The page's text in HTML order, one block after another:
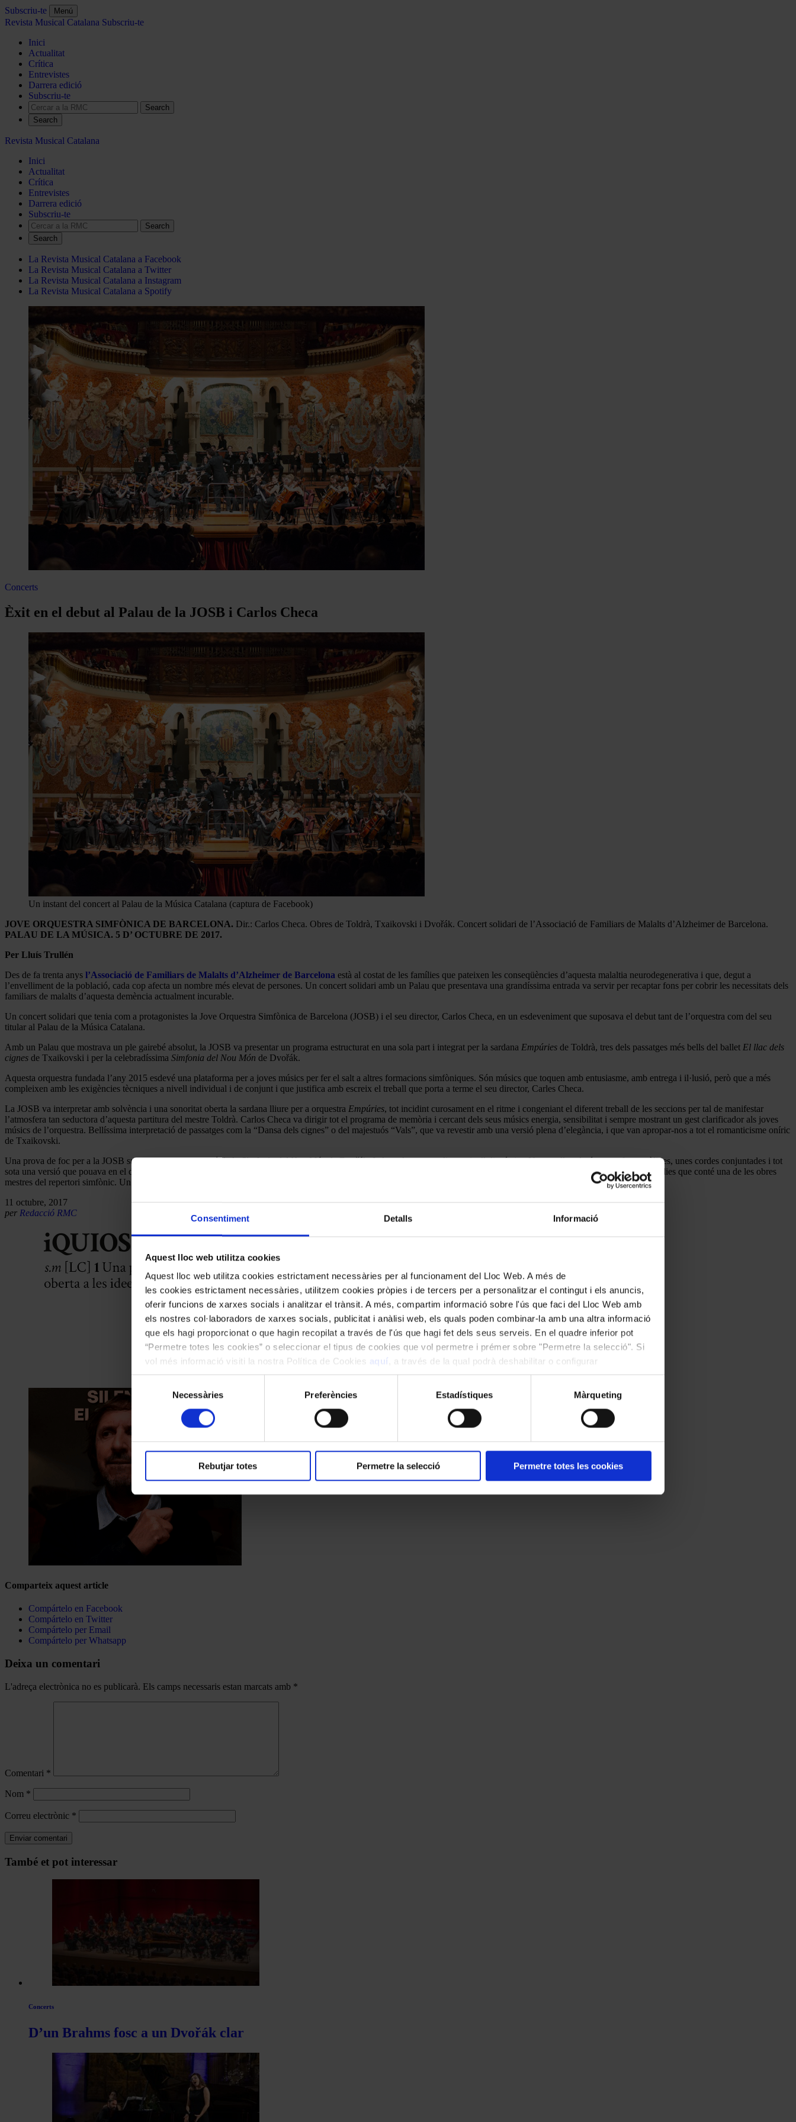
Consentiment Detalls Informació
Aquest lloc web utilitza cookies
Aquest lloc web utilitza cookies estrictament necessàries per al funcionament del Lloc Web. A més de
les cookies estrictament necessàries, utilitzem cookies pròpies i de tercers per a personalitzar el contingut i els anuncis,
oferir funcions de xarxes socials i analitzar el trànsit. A més, compartim informació sobre l'ús que faci del Lloc Web amb
els nostres col·laboradors de xarxes socials, publicitat i anàlisi web, els quals poden combinar-la amb una altra informació
que els hagi proporcionat o que hagin recopilat a través de l'ús que hagi fet dels seus serveis. En el quadre inferior pot
“Permetre totes les cookies” o seleccionar el tipus de cookies que vol permetre i prémer sobre "Permetre la selecció". Si
vol més informació visiti la nostra Política de Cookies aquí
, a través de la qual podrà deshabilitar o configurar
les cookies en qualsevol moment.
consentiment
Necessàries Preferències Estadístiques Màrqueting
Rebutjar totes Permetre la selecció Permetre totes les cookies
Subscriu-te Menú
Revista Musical Catalana Subscriu-te
Inici
Actualitat
Crítica
Entrevistes
Darrera edició
Subscriu-te
Search
Revista Musical Catalana
Inici
Actualitat
Crítica
Entrevistes
Darrera edició
Subscriu-te
Search
La Revista Musical Catalana a Facebook
La Revista Musical Catalana a Twitter
La Revista Musical Catalana a Instagram
La Revista Musical Catalana a Spotify
Concerts
Èxit en el debut al Palau de la JOSB i Carlos Checa
Un instant del concert al Palau de la Música Catalana (captura de Facebook)
JOVE ORQUESTRA SIMFÒNICA DE BARCELONA. Dir.: Carlos Checa. Obres de Toldrà, Txaikovski i Dvořák. Concert solidari de l’Associació de Familiars de Malalts d’Alzheimer de Barcelona.
PALAU DE LA MÚSICA. 5 D’ OCTUBRE DE 2017.
Per Lluís Trullén
Des de fa trenta anys l’Associació de Familiars de Malalts d’Alzheimer de Barcelona està al costat de les famílies que pateixen les conseqüències d’aquesta malaltia neurodegenerativa i que, degut a
l’envelliment de la població, cada cop afecta un nombre més elevat de persones. Un concert solidari amb un Palau que presentava una grandíssima entrada va servir per recaptar fons per cobrir les necessitats dels
familiars de malalts d’aquesta demència actualment incurable.
Un concert solidari que tenia com a protagonistes la Jove Orquestra Simfònica de Barcelona (JOSB) i el seu director, Carlos Checa, en un esdeveniment que suposava el debut tant de l’orquestra com del seu
titular al Palau de la Música Catalana.
Amb un Palau que mostrava un ple gairebé absolut, la JOSB va presentar un programa estructurat en una sola part i integrat per la sardana Empúries de Toldrà, tres dels passatges més bells del ballet El llac dels
cignes de Txaikovski i per la celebradíssima Simfonia del Nou Món de Dvořák.
Aquesta orquestra fundada l’any 2015 esdevé una plataforma per a joves músics per fer el salt a altres formacions simfòniques. Són músics que toquen amb entusiasme, amb entrega i il·lusió, però que a més
compleixen amb les exigències tècniques a nivell individual i de conjunt i que justifica amb escreix el treball que porta a terme el seu director, Carles Checa.
La JOSB va interpretar amb solvència i una sonoritat oberta la sardana lliure per a orquestra Empúries, tot incidint curosament en el ritme i congeniant el diferent treball de les seccions per tal de manifestar
l’atmosfera tan seductora d’aquesta partitura del mestre Toldrà. Carlos Checa va dirigir tot el programa de memòria i cercant dels seus músics energia, sensibilitat i sempre mostrant un gest clarificador als joves
músics de l’orquestra. Bellíssima interpretació de passatges com la “Dansa dels cignes” o del majestuós “Vals”, que va revestir amb una versió plena d’elegància, i que van apropar-nos a tot el romanticisme oníric
de Txaikovski.
Una prova de foc per a la JOSB suposava la interpretació de laSimfonia del Nou Mónde Dvořák. I el resultat va assolir un nivell digníssim. Un metall poderós, unes fustes càlides, unes cordes conjuntades i tot
sota una versió que pouava en el detallisme, en l’elegància del fraseig i en l’ expressivitat. Una versió de gran qualitat tècnica i que ens va fer reviure aquelles inesborrables melodies que conté una de les obres
mestres del repertori simfònic. Un concert que, a més d’assolir la seva finalitat benèfica, ens va corroborar la bona trajectòria d’aquesta jove orquestra i del seu director.
11 octubre, 2017
per Redacció RMC
Comparteix aquest article
Compártelo en Facebook
Compártelo en Twitter
Compártelo per Email
Compártelo per Whatsapp
Deixa un comentari
L'adreça electrònica no es publicarà. Els camps necessaris estan marcats amb *
Comentari *
Nom *
Correu electrònic *
Navegar
Actualitat
També et pot interessar
Concerts
D’un Brahms fosc a un Dvořák clar